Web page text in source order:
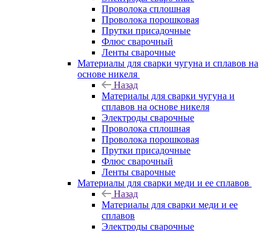
Проволока сплошная
Проволока порошковая
Прутки присадочные
Флюс сварочный
Ленты сварочные
Материалы для сварки чугуна и сплавов на
основе никеля
Назад
Материалы для сварки чугуна и
сплавов на основе никеля
Электроды сварочные
Проволока сплошная
Проволока порошковая
Прутки присадочные
Флюс сварочный
Ленты сварочные
Материалы для сварки меди и ее сплавов
Назад
Материалы для сварки меди и ее
сплавов
Электроды сварочные